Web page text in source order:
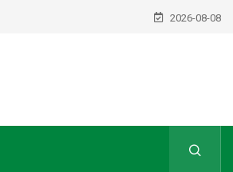
2026-08-08